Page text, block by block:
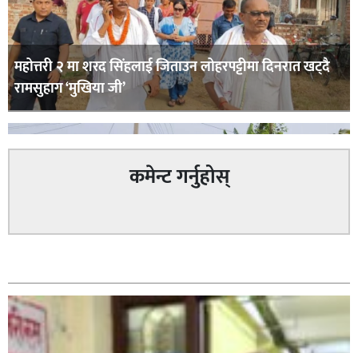
महोत्तरी २ मा शरद सिंहलाई जिताउन लोहरपट्टीमा दिनरात खट्दै
रामसुहाग ‘मुखिया जी’
कमेन्ट गर्नुहोस्